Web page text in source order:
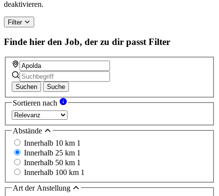
deaktivieren.
Filter
Finde hier den Job, der zu dir passt Filter
Suchen Suche
Sortieren nach
Abstände
Innerhalb 10 km 1
Innerhalb 25 km 1
Innerhalb 50 km 1
Innerhalb 100 km 1
Art der Anstellung